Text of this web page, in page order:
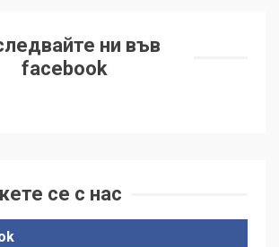
ни във
facebook
се с нас